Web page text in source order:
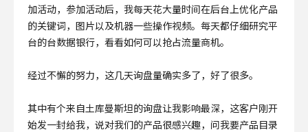
加活动，参加活动后，我每天花大量时间在后台上优化产品
的关键词，图片以及机器一些操作视频。每天都仔细研究平
台的台数据银行，看看如何可以抢占流量商机。
经过不懈的努力，这几天询盘量确实多了，好了很多。
其中有个来自土库曼斯坦的询盘让我影响最深，这客户刚开
始发一封给我，说对我们的产品很感兴趣，问我要产品目录